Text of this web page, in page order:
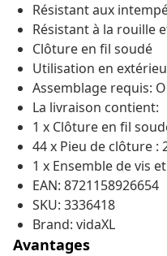
Résistant aux
Résistant à la rouille
Clôture en fil soudé
Utilisation en
Assemblage requis:
La livraison contient:
1 x Clôture en fil
44 x Pieu de clôture :
1 x Ensemble de vis
EAN: 8721158926654
SKU: 3336418
Brand: vidaXL
Avantages